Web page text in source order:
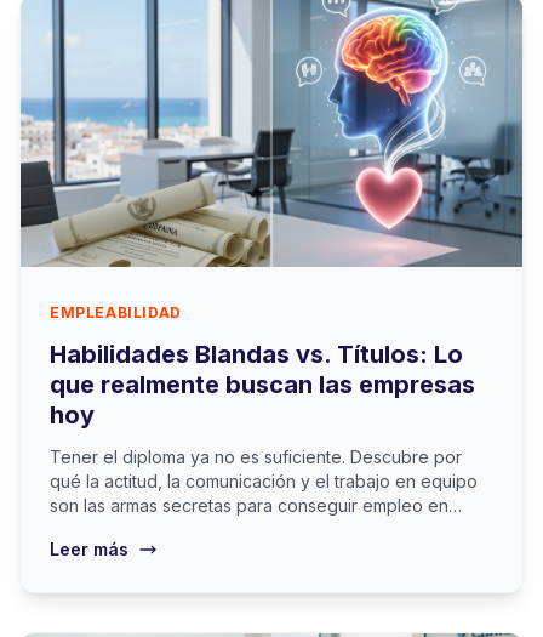
EMPLEABILIDAD
Habilidades Blandas vs. Títulos: Lo
que realmente buscan las empresas
hoy
Tener el diploma ya no es suficiente. Descubre por
qué la actitud, la comunicación y el trabajo en equipo
son las armas secretas para conseguir empleo en
Leer más